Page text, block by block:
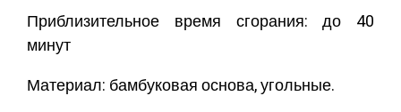
Приблизительное время сгорания: до 40
минут
Материал: бамбуковая основа, угольные.